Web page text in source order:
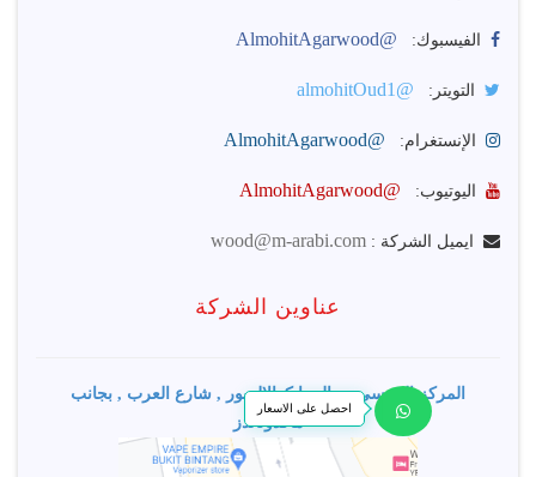
الفيسبوك: @AlmohitAgarwood
التويتر: @almohitOud1
الإنستغرام: @AlmohitAgarwood
اليوتيوب: @AlmohitAgarwood
ايميل الشركة : wood@m-arabi.com
عناوين الشركة
المركز الرئيسى : ماليزيا كوالالمبور , شارع العرب , بجانب
ماكدونالدز
احصل على الاسعار